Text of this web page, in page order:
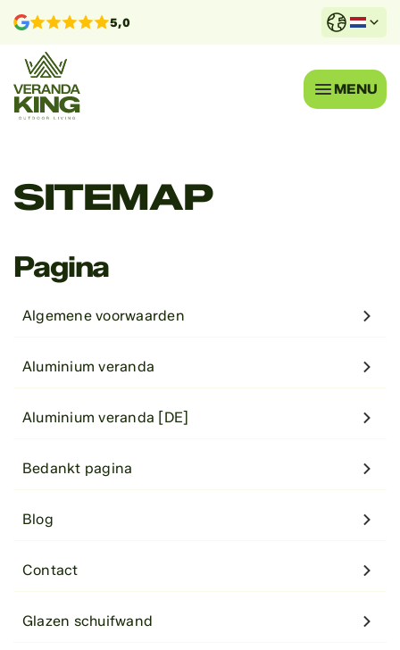
5,0
MENU
SITEMAP
Pagina
Algemene voorwaarden
Aluminium veranda
Aluminium veranda [DE]
Bedankt pagina
Blog
Contact
Glazen schuifwand